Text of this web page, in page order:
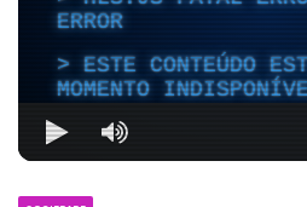
ERROR
ESTE CONTEÚDO
MOMENTO